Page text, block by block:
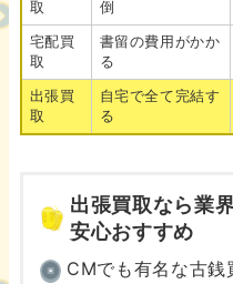
取
倒
宅配買
取
書留の費用がかか
る
出張買
取
自宅で全て完結す
る
出張買取なら業
安心おすすめ
CMでも有名な古銭